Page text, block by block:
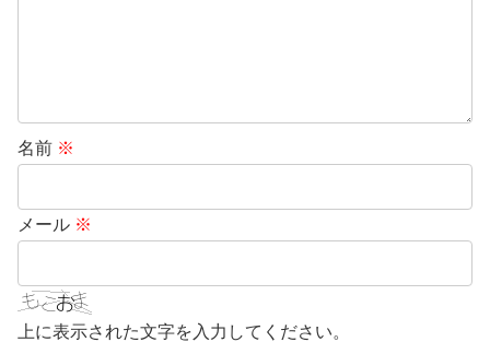
名前 ※
メール ※
上に表示された文字を入力してください。